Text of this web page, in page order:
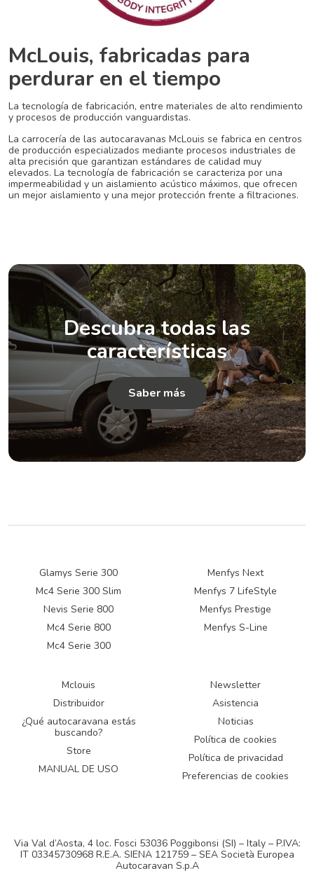
McLouis, fabricadas para
perdurar en el tiempo
La tecnología de fabricación, entre materiales de alto rendimiento
y procesos de producción vanguardistas.
La carrocería de las autocaravanas McLouis se fabrica en centros
de producción especializados mediante procesos industriales de
alta precisión que garantizan estándares de calidad muy
elevados. La tecnología de fabricación se caracteriza por una
impermeabilidad y un aislamiento acústico máximos, que ofrecen
un mejor aislamiento y una mejor protección frente a filtraciones.
Descubra todas las
características
Saber más
Glamys Serie 300
Mc4 Serie 300 Slim
Nevis Serie 800
Mc4 Serie 800
Mc4 Serie 300
Menfys Next
Menfys 7 LifeStyle
Menfys Prestige
Menfys S-Line
Mclouis
Distribuidor
¿Qué autocaravana estás
buscando?
Store
MANUAL DE USO
Newsletter
Asistencia
Noticias
Política de cookies
Política de privacidad
Preferencias de cookies
Via Val d’Aosta, 4 loc. Fosci 53036 Poggibonsi (SI) – Italy – P.IVA:
IT 03345730968 R.E.A. SIENA 121759 – SEA Società Europea
Autocaravan S.p.A